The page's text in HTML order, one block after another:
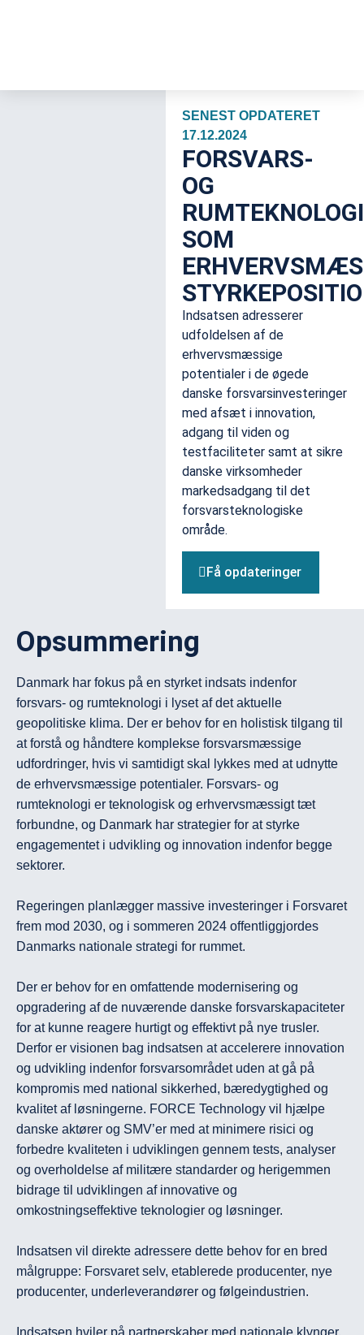
SENEST OPDATERET
17.12.2024
FORSVARS-
OG
RUMTEKNOLOGI
SOM
Indsatsen adresserer
udfoldelsen af de
erhvervsmæssige
potentialer i de øgede
danske forsvarsinvesteringer
med afsæt i innovation,
adgang til viden og
testfaciliteter samt at sikre
danske virksomheder
markedsadgang til det
forsvarsteknologiske
område.
Få opdateringer
Opsummering
Danmark har fokus på en styrket indsats indenfor
forsvars- og rumteknologi i lyset af det aktuelle
geopolitiske klima. Der er behov for en holistisk tilgang til
at forstå og håndtere komplekse forsvarsmæssige
udfordringer, hvis vi samtidigt skal lykkes med at udnytte
de erhvervsmæssige potentialer. Forsvars- og
rumteknologi er teknologisk og erhvervsmæssigt tæt
forbundne, og Danmark har strategier for at styrke
engagementet i udvikling og innovation indenfor begge
sektorer.
Regeringen planlægger massive investeringer i Forsvaret
frem mod 2030, og i sommeren 2024 offentliggjordes
Danmarks nationale strategi for rummet.
Der er behov for en omfattende modernisering og
opgradering af de nuværende danske forsvarskapaciteter
for at kunne reagere hurtigt og effektivt på nye trusler.
Derfor er visionen bag indsatsen at accelerere innovation
og udvikling indenfor forsvarsområdet uden at gå på
kompromis med national sikkerhed, bæredygtighed og
kvalitet af løsningerne. FORCE Technology vil hjælpe
danske aktører og SMV’er med at minimere risici og
forbedre kvaliteten i udviklingen gennem tests, analyser
og overholdelse af militære standarder og herigemmen
bidrage til udviklingen af innovative og
omkostningseffektive teknologier og løsninger.
Indsatsen vil direkte adressere dette behov for en bred
målgruppe: Forsvaret selv, etablerede producenter, nye
producenter, underleverandører og følgeindustrien.